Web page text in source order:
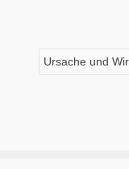
Ursache und